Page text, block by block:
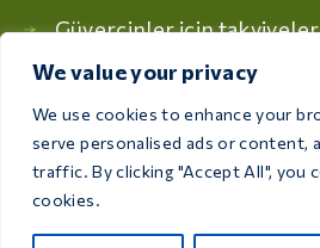
We value your privacy
We use cookies to enhance your
serve personalised ads or content,
traffic. By clicking "Accept All", you
cookies.
Güvercinler için takviyeler
Kuşlar için ilaçlar
Kuşlar için takviyeler
Kataloğumuzu inceleyin